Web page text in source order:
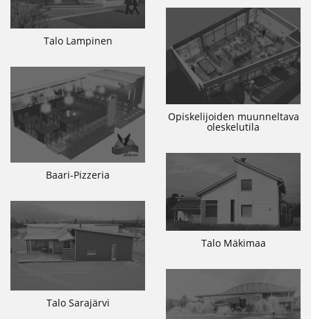
Talo Lampinen
Opiskelijoiden muunneltava
oleskelutila
Baari-Pizzeria
Talo Mäkimaa
Talo Sarajärvi